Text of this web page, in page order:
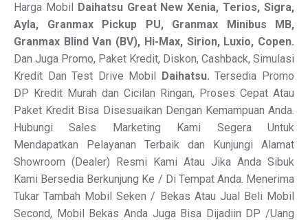
Harga Mobil Daihatsu Great New Xenia, Terios, Sigra,
Ayla, Granmax Pickup PU, Granmax Minibus MB,
Granmax Blind Van (BV), Hi-Max, Sirion, Luxio, Copen.
Dan Juga Promo, Paket Kredit, Diskon, Cashback, Simulasi
Kredit Dan Test Drive Mobil Daihatsu. Tersedia Promo
DP Kredit Murah dan Cicilan Ringan, Proses Cepat Atau
Paket Kredit Bisa Disesuaikan Dengan Kemampuan Anda.
Hubungi Sales Marketing Kami Segera Untuk
Mendapatkan Pelayanan Terbaik dan Kunjungi Alamat
Showroom (Dealer) Resmi Kami Atau Jika Anda Sibuk
Kami Bersedia Berkunjung Ke / Di Tempat Anda. Menerima
Tukar Tambah Mobil Seken / Bekas Atau Jual Beli Mobil
Second, Mobil Bekas Anda Juga Bisa Dijadiin DP /Uang